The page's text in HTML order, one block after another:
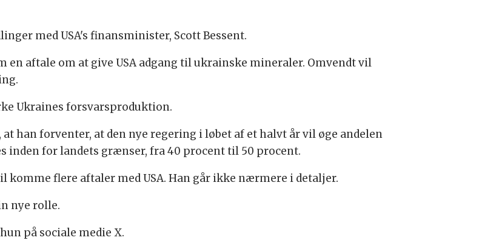
med USA's finansminister, Scott Bessent.
en aftale om at give USA adgang til ukrainske mineraler. Omvendt vil
Ukraines forsvarsproduktion.
han forventer, at den nye regering i løbet af et halvt år vil øge andelen
inden for landets grænser, fra 40 procent til 50 procent.
komme flere aftaler med USA. Han går ikke nærmere i detaljer.
nye rolle.
på sociale medie X.